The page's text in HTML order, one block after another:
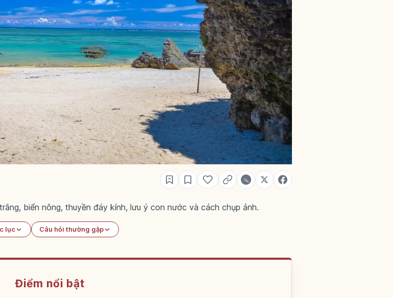
biển nông, thuyền đáy kính, lưu ý con nước và cách chụp ảnh.
lục Câu hỏi thường gặp
Điểm nổi bật